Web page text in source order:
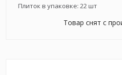
Плиток в упаковке: 22шт
Товар снят с